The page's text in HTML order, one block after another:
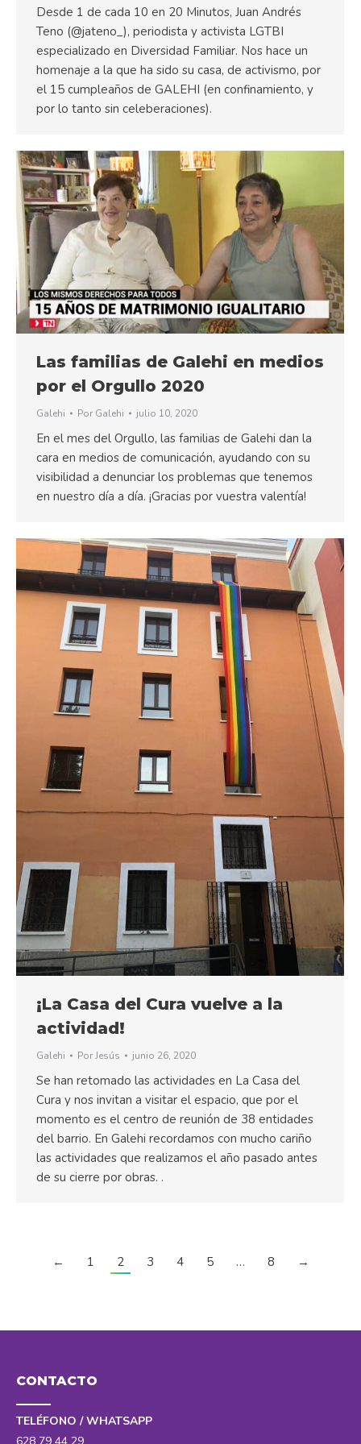
Desde 1 de cada 10 en 20 Minutos, Juan Andrés
Teno (@jateno_), periodista y activista LGTBI
especializado en Diversidad Familiar. Nos hace un
homenaje a la que ha sido su casa, de activismo, por
el 15 cumpleaños de GALEHI (en confinamiento, y
por lo tanto sin celeberaciones).
Las familias de Galehi en medios
por el Orgullo 2020
Galehi Por Galehi julio 10, 2020
En el mes del Orgullo, las familias de Galehi dan la
cara en medios de comunicación, ayudando con su
visibilidad a denunciar los problemas que tenemos
en nuestro día a día. ¡Gracias por vuestra valentía!
¡La Casa del Cura vuelve a la
actividad!
Galehi PorJesús junio 26, 2020
Se han retomado las actividades en La Casa del
Cura y nos invitan a visitar el espacio, que por el
momento es el centro de reunión de 38 entidades
del barrio. En Galehi recordamos con mucho cariño
las actividades que realizamos el año pasado antes
de su cierre por obras. .
← 1 2 3 4 5 … 8 →
CONTACTO
TELÉFONO / WHATSAPP